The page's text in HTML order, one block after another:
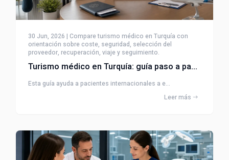
30 Jun, 2026 | Compare turismo médico en Turquía con
orientación sobre coste, seguridad, selección del
proveedor, recuperación, viaje y seguimiento.
Turismo médico en Turquía: guía paso a paso para pacientes
Esta guía ayuda a pacientes internacionales a e...
Leer más